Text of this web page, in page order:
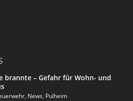
brannte – Gefahr für Wohn- und
, News, Pulheim